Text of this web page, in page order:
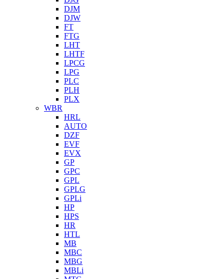
DJM
DJW
FT
FTG
LHT
LHTF
LPCG
LPG
PLC
PLH
PLX
WBR
HRL
AUTO
DZF
EVF
EVX
GP
GPC
GPL
GPLG
GPLi
HP
HPS
HR
HTL
MB
MBC
MBG
MBLi